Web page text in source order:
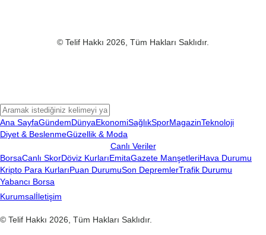
© Telif Hakkı 2026, Tüm Hakları Saklıdır.
Ana SayfaGündemDünyaEkonomiSağlıkSporMagazinTeknoloji
Diyet & BeslenmeGüzellik & Moda
Canlı Veriler
BorsaCanlı SkorDöviz KurlarıEmitaGazete ManşetleriHava Durumu
Kripto Para KurlarıPuan DurumuSon DepremlerTrafik Durumu
Yabancı Borsa
Kurumsalİletişim
© Telif Hakkı 2026, Tüm Hakları Saklıdır.